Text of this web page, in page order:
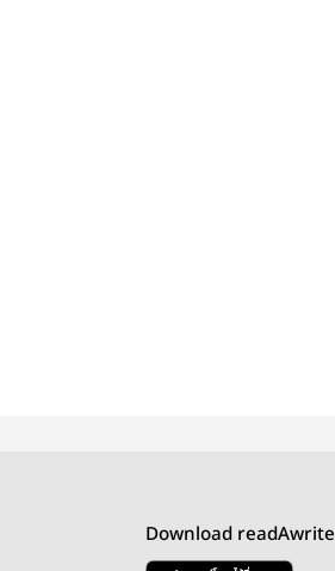
Download readAwrite